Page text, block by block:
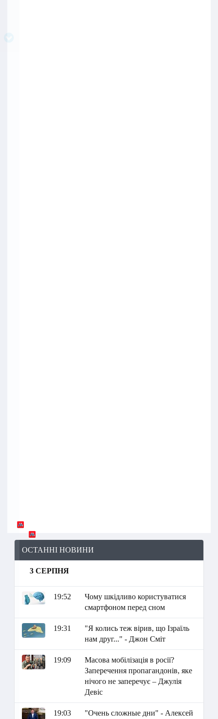
ОСТАННІ НОВИНИ
3 СЕРПНЯ
19:52
Чому шкідливо користуватися
смартфоном перед сном
19:31
"Я колись теж вірив, що Ізраїль
нам друг..." - Джон Сміт
19:09
Масова мобілізація в росії?
Заперечення пропагандонів, яке
нічого не заперечує – Джулія
Девіс
19:03
"Очень сложные дни" - Алексей